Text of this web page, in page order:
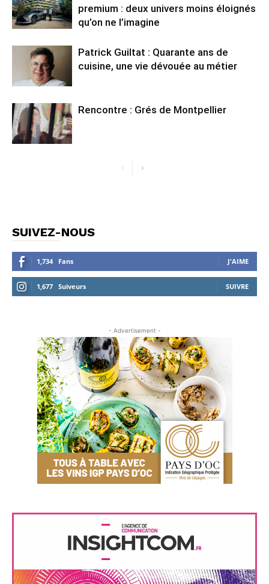
premium : deux univers moins éloignés
qu’on ne l’imagine
Patrick Guiltat : Quarante ans de
cuisine, une vie dévouée au métier
Rencontre : Grés de Montpellier
SUIVEZ-NOUS
1,734 Fans J'AIME
1,677 Suiveurs SUIVRE
- Advertisement -